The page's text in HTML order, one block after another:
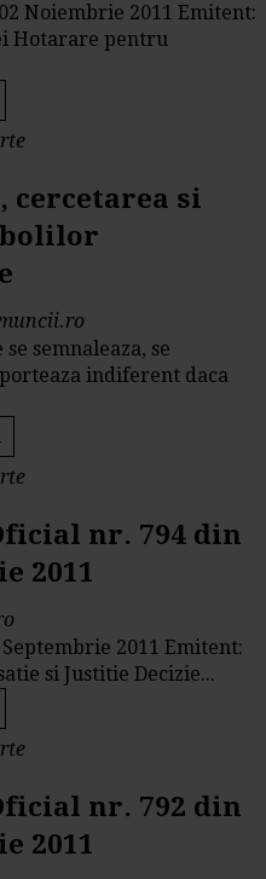
Noiembrie 2011 Emitent:
Hotarare pentru
cercetarea si
semnaleaza, se
indiferent daca
nr. 794 din
2011
2011 Emitent:
si Justitie Decizie...
nr. 792 din
2011